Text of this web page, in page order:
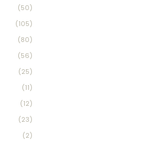
(50)
(105)
(80)
(56)
(25)
(11)
(12)
(23)
(2)